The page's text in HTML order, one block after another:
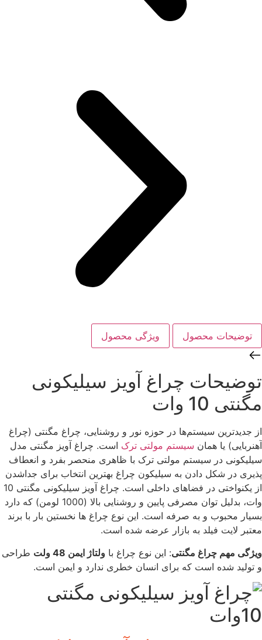
توضیحات محصول ویژگی‌ محصول
توضیحات ‌چراغ آویز سیلیکونی
مگنتی 10 وات
از جدیدترین سیستم‌ها در حوزه نور و روشنایی، چراغ مگنتی (چراغ
آهنربایی) یا همان سیستم مولتی ترک است. چراغ آویز مگنتی مدل
سیلیکونی در سیستم مولتی ترک با ظاهری منحصر بفرد و انعطاف
پذیری در شکل دادن به سیلیکون چراغ بهترین انتخاب برای جداشدن
از یکنواختی در فضاهای داخلی است. چراغ آویز سیلیکونی مگنتی 10
وات، بدلیل توان مصرفی پایین و روشنایی بالا (1000 لومن) که دارد
بسیار محبوب و به صرفه است. این نوع چراغ ها نخستین بار با برند
معتبر لایت فیلد به بازار عرضه شده است.
ویژگی مهم چراغ مگنتی: این نوع چراغ با ولتاژ ایمن 48 ولت
طراحی
و تولید شده‌ است که برای انسان خطری ندارد و ایمن است.